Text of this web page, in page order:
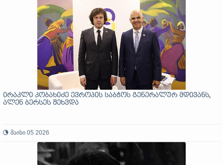
ირაკლი კობახიძე ევროპის საბჭოს გენერალურ მდივანს,
ალენ ბერსეს შეხვდა
მაისი 05 2026